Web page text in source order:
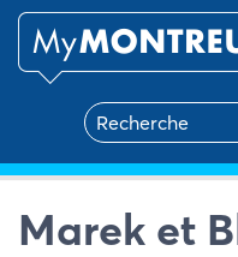
Marek et